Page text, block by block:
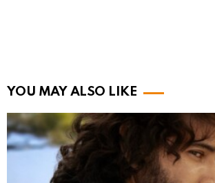
YOU MAY ALSO LIKE